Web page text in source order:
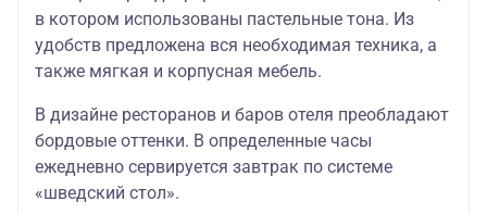
в котором использованы пастельные тона. Из
удобств предложена вся необходимая техника, а
также мягкая и корпусная мебель.
В дизайне ресторанов и баров отеля преобладают
бордовые оттенки. В определенные часы
ежедневно сервируется завтрак по системе
«шведский стол».